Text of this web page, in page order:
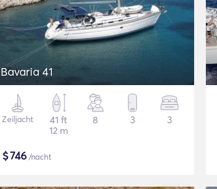
Bavaria 41
Zeiljacht
41 ft
12 m
8 3 3
$746/nacht